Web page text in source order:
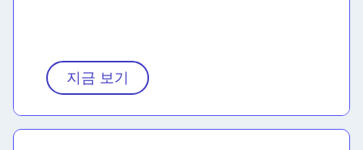
지금 보기